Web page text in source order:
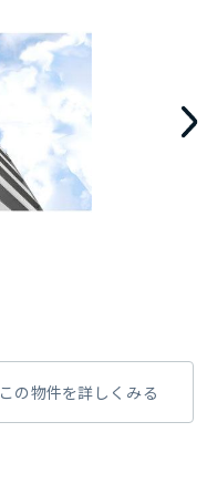
この物件を詳しくみる